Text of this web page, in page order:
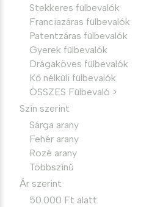
Stekkeres fülbevalók
Franciazáras fülbevalók
Patentzáras fülbevalók
Gyerek fülbevalók
Drágaköves fülbevalók
Kő nélküli fülbevalók
ÖSSZES Fülbevaló >
Szín szerint
Sárga arany
Fehér arany
Rozé arany
Többszínű
Ár szerint
50.000 Ft alatt